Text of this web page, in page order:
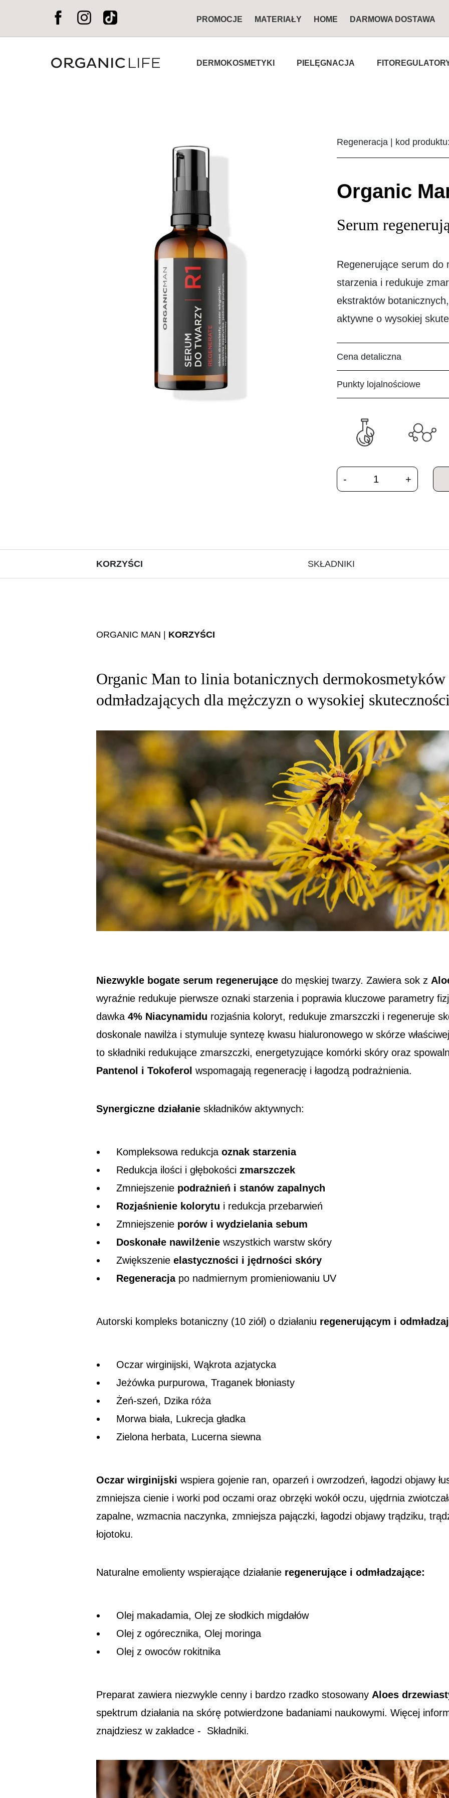
PROMOCJE MATERIAŁY HOME DARMOWA DOSTAWA
DERMOKOSMETYKI PIELĘGNACJA
Regeneracja | kod
Organic
Serum
Regenerujące serum do
starzenia i redukuje
ekstraktów
aktywne o wysokiej
Cena detaliczna
Punkty lojalnościowe
KORZYŚCI SKŁADNIKI
ORGANIC MAN | KORZYŚCI
Organic Man to linia botanicznych dermokosmetyków
odmładzających dla mężczyzn o wysokiej
Niezwykle bogate serum regenerujące do męskiej twarzy. Zawiera sok z
wyraźnie redukuje pierwsze oznaki starzenia i poprawia kluczowe parametry
dawka 4% Niacynamidu rozjaśnia koloryt, redukuje zmarszczki i regeneruje
doskonale nawilża i stymuluje syntezę kwasu hialuronowego w skórze
to składniki redukujące zmarszczki, energetyzujące komórki skóry oraz
Pantenol i Tokoferol wspomagają regenerację i łagodzą podrażnienia.
Synergiczne działanie składników aktywnych:
Kompleksowa redukcja oznak starzenia
Redukcja ilości i głębokości zmarszczek
Zmniejszenie podrażnień i stanów zapalnych
Rozjaśnienie kolorytu i redukcja przebarwień
Zmniejszenie porów i wydzielania sebum
Doskonałe nawilżenie wszystkich warstw skóry
Zwiększenie elastyczności i jędrności skóry
Regeneracja po nadmiernym promieniowaniu UV
Autorski kompleks botaniczny (10 ziół) o działaniu regenerującym i
Oczar wirginijski, Wąkrota azjatycka
Jeżówka purpurowa, Traganek błoniasty
Żeń-szeń, Dzika róża
Morwa biała, Lukrecja gładka
Zielona herbata, Lucerna siewna
Oczar wirginijski wspiera gojenie ran, oparzeń i owrzodzeń, łagodzi objawy
zmniejsza cienie i worki pod oczami oraz obrzęki wokół oczu, ujędrnia
zapalne, wzmacnia naczynka, zmniejsza pajączki, łagodzi objawy trądziku,
łojotoku.
Naturalne emolienty wspierające działanie regenerujące i odmładzające:
Olej makadamia, Olej ze słodkich migdałów
Olej z ogórecznika, Olej moringa
Olej z owoców rokitnika
Preparat zawiera niezwykle cenny i bardzo rzadko stosowany Aloes
spektrum działania na skórę potwierdzone badaniami naukowymi. Więcej
znajdziesz w zakładce - Składniki.